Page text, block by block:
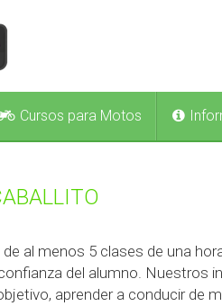
Cursos para Motos
al menos 5 clases de una
del alumno.
aprender a conducir de